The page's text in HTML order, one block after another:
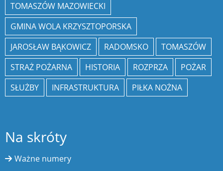
TOMASZÓW MAZOWIECKI
GMINA WOLA KRZYSZTOPORSKA
JAROSŁAW BĄKOWICZ
RADOMSKO
TOMASZÓW
STRAŻ POŻARNA
HISTORIA ROZPRZA
POŻAR
SŁUŻBY
INFRASTRUKTURA PIŁKA NOŻNA
Na skróty
Ważne numery